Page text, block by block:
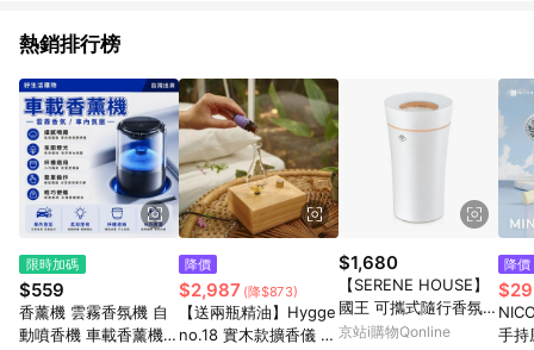
熱銷排行榜
限時加碼
$559
香薰機 雲霧香氛機 自
動噴香機 車載香薰機
降價
$2,987 (降$873)
【送兩瓶精油】Hygge
no.18 實木款擴香儀 送
$1,680
【SERENE HOUSE】
國王 可攜式隨行香氛膠
囊機
京站i購物Qonline
降價
手持